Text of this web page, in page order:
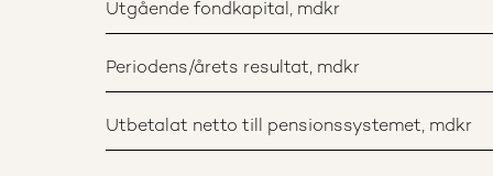
Utgående fondkapital, mdkr
Periodens/årets resultat, mdkr
Utbetalat netto till pensionssystemet, mdkr